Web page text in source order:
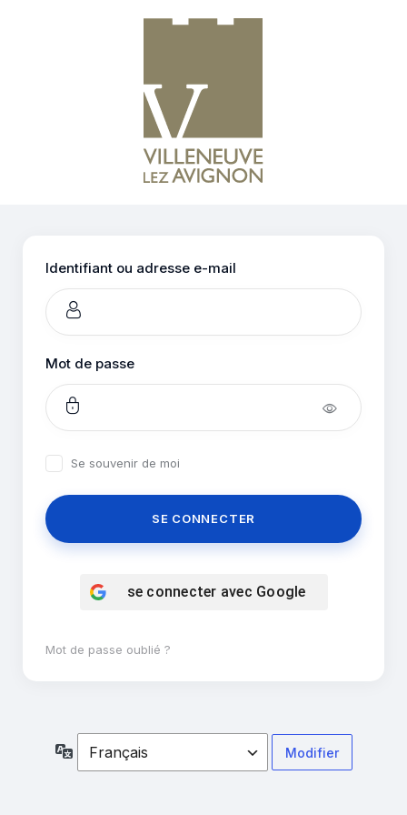
Se
Identifiant ou adresse e-mail
Mot de passe
Se souvenir de moi
se connecter avec Google
Mot de passe oublié ?
Langue